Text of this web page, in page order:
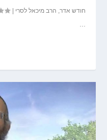
חודש אדר הרב מיכאל לסרי |